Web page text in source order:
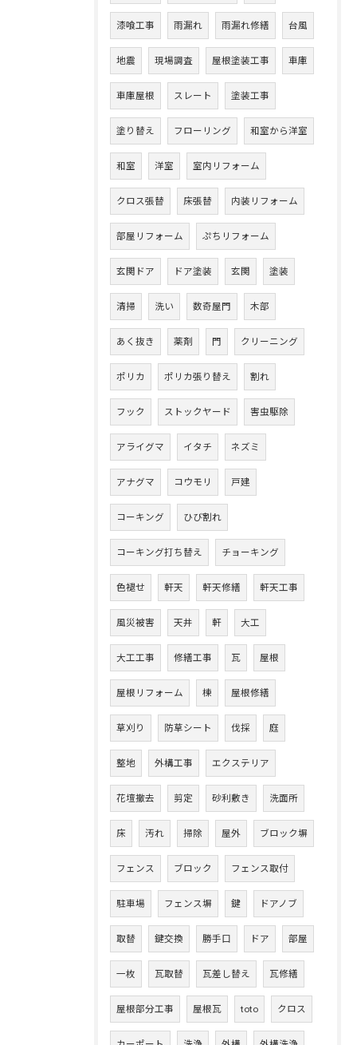
漆喰工事 雨漏れ 雨漏れ修繕 台風
地震 現場調査 屋根塗装工事 車庫
車庫屋根 スレート 塗装工事
塗り替え フローリング 和室から洋室
和室 洋室 室内リフォーム
クロス張替 床張替 内装リフォーム
部屋リフォーム ぷちリフォーム
玄関ドア ドア塗装 玄関 塗装
清掃 洗い 数奇屋門 木部
あく抜き 薬剤 門 クリーニング
ポリカ ポリカ張り替え 割れ
フック ストックヤード 害虫駆除
アライグマ イタチ ネズミ
アナグマ コウモリ 戸建
コーキング ひび割れ
コーキング打ち替え チョーキング
色褪せ 軒天 軒天修繕 軒天工事
風災被害 天井 軒 大工
大工工事 修繕工事 瓦 屋根
屋根リフォーム 棟 屋根修繕
草刈り 防草シート 伐採 庭
整地 外構工事 エクステリア
花壇撤去 剪定 砂利敷き 洗面所
床 汚れ 掃除 屋外 ブロック塀
フェンス ブロック フェンス取付
駐車場 フェンス塀 鍵 ドアノブ
取替 鍵交換 勝手口 ドア 部屋
一枚 瓦取替 瓦差し替え 瓦修繕
屋根部分工事 屋根瓦 toto クロス